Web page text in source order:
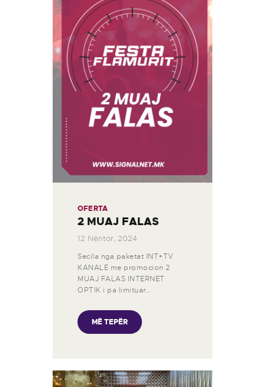
OFERTA
2 MUAJ FALAS
12 Nëntor, 2024
Secila nga paketat INT+TV
KANALE me promocion 2
MUAJ FALAS INTERNET
OPTIK i pa limituar…
MË TEPËR